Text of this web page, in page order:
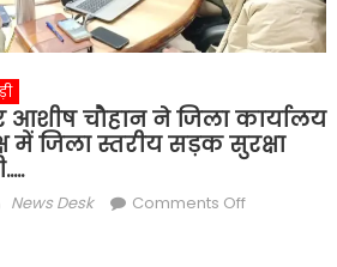
आशीष चौहान ने जिला कार्यालय
में जिला स्तरीय सड़क सुरक्षा
Author
News Desk Comments Offon